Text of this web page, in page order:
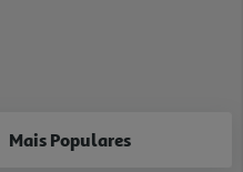
Mais Populares